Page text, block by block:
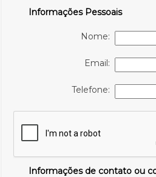
Informações Pessoais
Nome:
Email:
Telefone:
Informações de contato ou